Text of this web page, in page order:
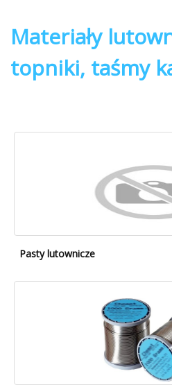
Materiały
topniki, taśmy
Pasty lutownicze